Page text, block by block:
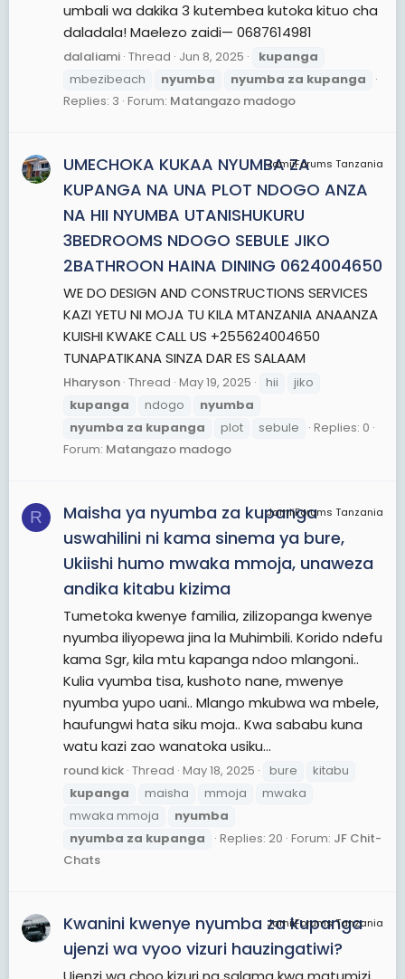
umbali wa dakika 3 kutembea kutoka kituo cha
daladala! Maelezo zaidi— 0687614981
dalaliami Thread Jun 8, 2025
kupanga
mbezibeach
nyumba nyumba za kupanga
Replies: 3 Forum: Matangazo madogo
JamiiForums Tanzania
UMECHOKA KUKAA NYUMBA ZA
KUPANGA NA UNA PLOT NDOGO ANZA
NA HII NYUMBA UTANISHUKURU
3BEDROOMS NDOGO SEBULE JIKO
2BATHROON HAINA DINING 0624004650
WE DO DESIGN AND CONSTRUCTIONS SERVICES
KAZI YETU NI MOJA TU KILA MTANZANIA ANAANZA
KUISHI KWAKE CALL US +255624004650
TUNAPATIKANA SINZA DAR ES SALAAM
Hharyson Thread May 19, 2025 hii
jiko
kupanga
ndogo
nyumba
nyumba za kupanga plot sebule
Replies: 0
Forum: Matangazo madogo
R JamiiForums Tanzania
Maisha ya nyumba za kupanga
uswahilini ni kama sinema ya bure,
Ukiishi humo mwaka mmoja, unaweza
andika kitabu kizima
Tumetoka kwenye familia, zilizopanga kwenye
nyumba iliyopewa jina la Muhimbili. Korido ndefu
kama Sgr, kila mtu kapanga ndoo mlangoni..
Kulia vyumba tisa, kushoto nane, mwenye
nyumba yupo uani.. Mlango mkubwa wa mbele,
haufungwi hata siku moja.. Kwa sababu kuna
watu kazi zao wanatoka usiku...
round kick Thread May 18, 2025 bure
kitabu
kupanga
maisha mmoja
mwaka
mwaka mmoja
nyumba
nyumba za kupanga Replies: 20 Forum: JF Chit-
Chats
JamiiForums Tanzania
Kwanini kwenye nyumba za kupanga
ujenzi wa vyoo vizuri hauzingatiwi?